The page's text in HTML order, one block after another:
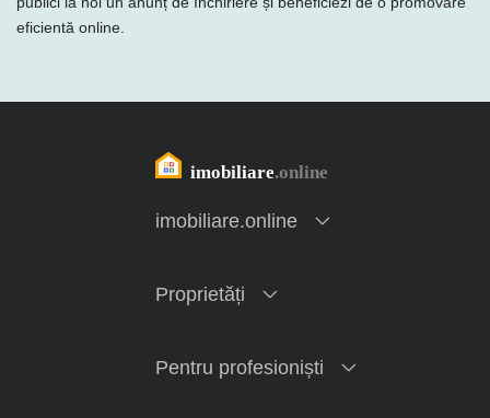
eficientă online.
imobiliare.online
Proprietăți
Pentru profesioniști